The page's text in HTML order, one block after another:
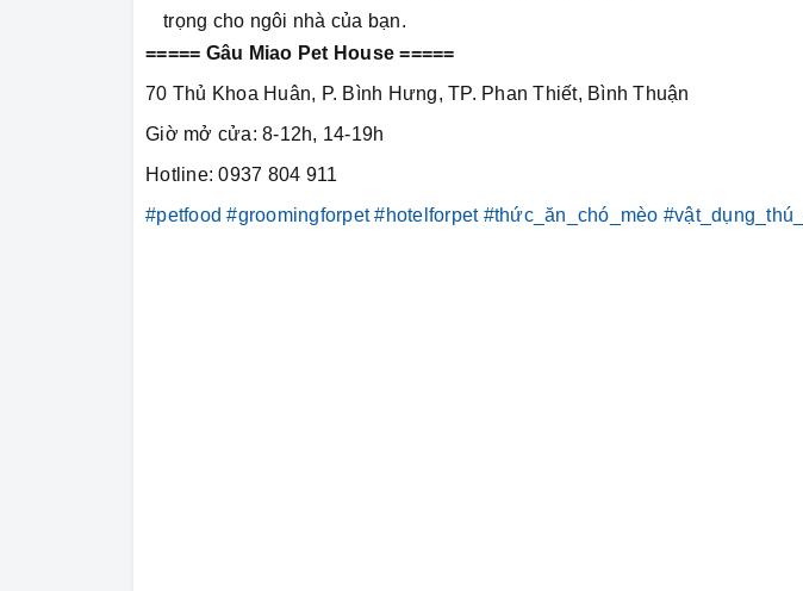
trọng cho ngôi nhà của bạn.
===== Gâu Miao Pet House =====
70 Thủ Khoa Huân, P. Bình Hưng, TP. Phan Thiết, Bình Thuận
Giờ mở cửa: 8-12h, 14-19h
Hotline: 0937 804 911
#petfood #groomingforpet #hotelforpet #thức_ăn_chó_mèo